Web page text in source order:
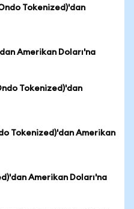
Tokenized)'dan
Amerikan Doları'na
Tokenized)'dan
Tokenized)'dan Amerikan
Amerikan Doları'na